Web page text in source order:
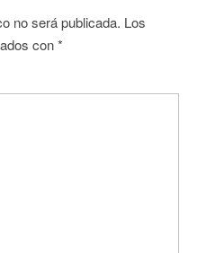
no será publicada. Los
con*